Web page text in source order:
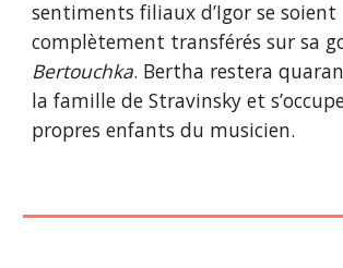
sentiments filiaux d’Igor se soient
complètement transférés sur sa
Bertouchka. Bertha restera
la famille de Stravinsky et
propres enfants du musicien.